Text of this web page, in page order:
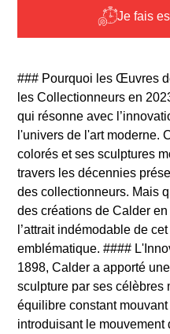
Je fais
### Pourquoi les Œuvres
les Collectionneurs en
qui résonne avec
l'univers de l'art moderne.
colorés et ses sculptures
travers les décennies
des collectionneurs. Mais
des créations de Calder
l’attrait indémodable de
emblématique. ####
1898, Calder a apporté
sculpture par ses célèbres
équilibre constant
introduisant le mouvement